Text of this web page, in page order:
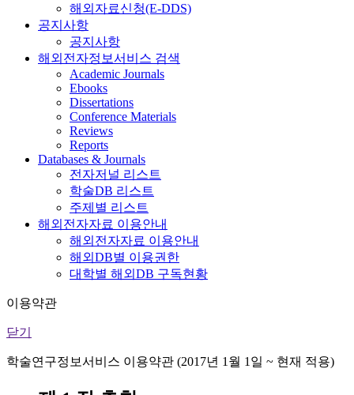
해외자료신청(E-DDS)
공지사항
공지사항
해외전자정보서비스 검색
Academic Journals
Ebooks
Dissertations
Conference Materials
Reviews
Reports
Databases & Journals
전자저널 리스트
학술DB 리스트
주제별 리스트
해외전자자료 이용안내
해외전자자료 이용안내
해외DB별 이용권한
대학별 해외DB 구독현황
이용약관
닫기
학술연구정보서비스 이용약관 (2017년 1월 1일 ~ 현재 적용)